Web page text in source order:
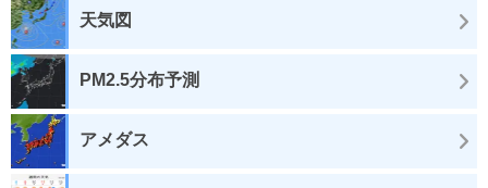
天気図
PM2.5分布予測
アメダス